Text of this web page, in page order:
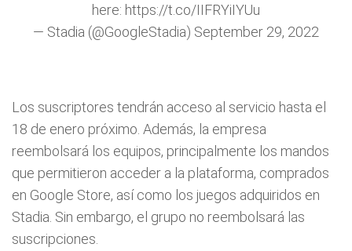
here: https://t.co/IIFRYiIYUu
— Stadia (@GoogleStadia) September 29, 2022
Los suscriptores tendrán acceso al servicio hasta el
18 de enero próximo. Además, la empresa
reembolsará los equipos, principalmente los mandos
que permitieron acceder a la plataforma, comprados
en Google Store, así como los juegos adquiridos en
Stadia. Sin embargo, el grupo no reembolsará las
suscripciones.